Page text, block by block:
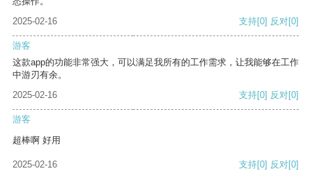
2025-02-16
支持[0] 反对[0]
游客
这款app的功能非常强大，可以满足我所有的工作需求，让我能够在工作
中游刃有余。
2025-02-16
支持[0] 反对[0]
游客
超棒啊 好用
2025-02-16 支持[0] 反对[0]